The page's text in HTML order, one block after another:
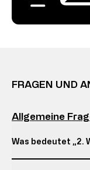
FRAGEN UND
Allgemeine
Was bedeutet „2.